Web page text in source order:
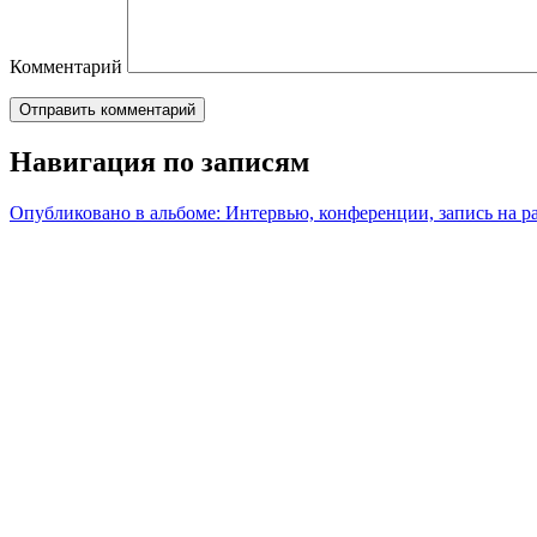
Комментарий
Навигация по записям
Опубликовано в альбоме: Интервью, конференции, запись на